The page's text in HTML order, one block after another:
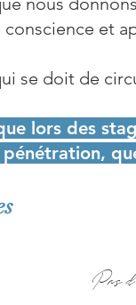
conscience et
se doit de
lors des
Pas